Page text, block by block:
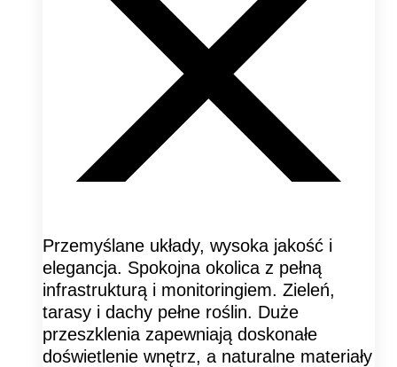
Przemyślane układy, wysoka jakość i
elegancja. Spokojna okolica z pełną
infrastrukturą i monitoringiem. Zieleń,
tarasy i dachy pełne roślin. Duże
przeszklenia zapewniają doskonałe
doświetlenie wnętrz, a naturalne materiały